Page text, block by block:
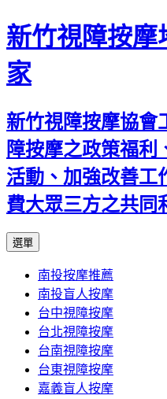
新竹視障按摩
家
新竹視障按摩協會
障按摩之政策福利
活動、加強改善工
費大眾三方之共同
選單
內
容
區
南投按摩推薦
南投盲人按摩
台中視障按摩
台北視障按摩
台南視障按摩
台東視障按摩
嘉義盲人按摩